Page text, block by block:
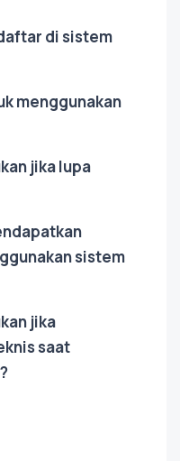
di sistem
menggunakan
jika lupa
sistem
jika
saat